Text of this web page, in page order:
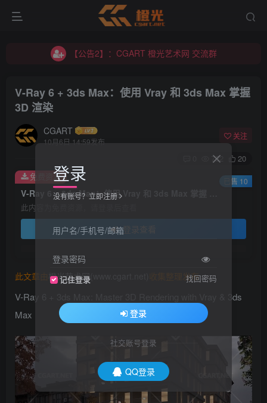
【公告2】：CGART 橙光艺术网 交流群
【公告2】：CGART 橙光艺术网 交流群
V-Ray 6 + 3ds Max：使用 Vray 和 3ds Max 掌握
3D 渲染
CGART
10月6日 14:59发布
关注
752 20
此内容为免费资源，请登录后查看
登录查看
免费资源 已售 10
此文章由 橙光艺术网(www.cgart.net) 收集整理发布
V-Ray 6 + 3ds Max: Master 3D Rendering with Vray & 3ds
Max
登录
没有账号？立即注册
用户名/手机号/邮箱
登录密码
记住登录 找回密码
登录
社交账号登录
QQ登录